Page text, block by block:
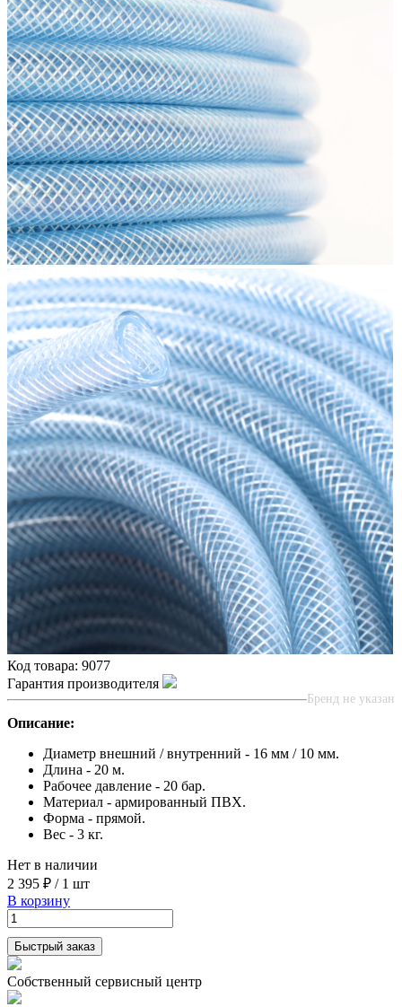
Код товара: 9077
Гарантия производителя
Бренд не указан
Описание:
Диаметр внешний / внутренний - 16 мм / 10 мм.
Длина - 20 м.
Рабочее давление - 20 бар.
Материал - армированный ПВХ.
Форма - прямой.
Вес - 3 кг.
Нет в наличии
2 395 ₽ / 1 шт
В корзину
Быстрый заказ
Собственный сервисный центр